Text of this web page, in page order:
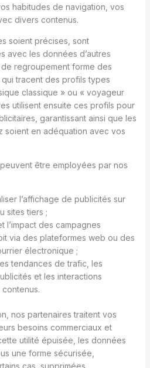
habitudes de navigation, vos
divers contenus.
soient précises, sont
avec les données d’autres
regroupement forme des
qui tracent des profils types
classique » ou « voyageur
utilisent ensuite ces profils pour
garantissant ainsi que les
soient en adéquation avec vos
être employées par nos
l’affichage de publicités sur
sites tiers ;
l’impact des campagnes
via des plateformes web ou des
électronique ;
tendances de trafic, les
et les interactions
nos partenaires traitent vos
besoins commerciaux et
utilité épuisée, les données
une forme sécurisée,